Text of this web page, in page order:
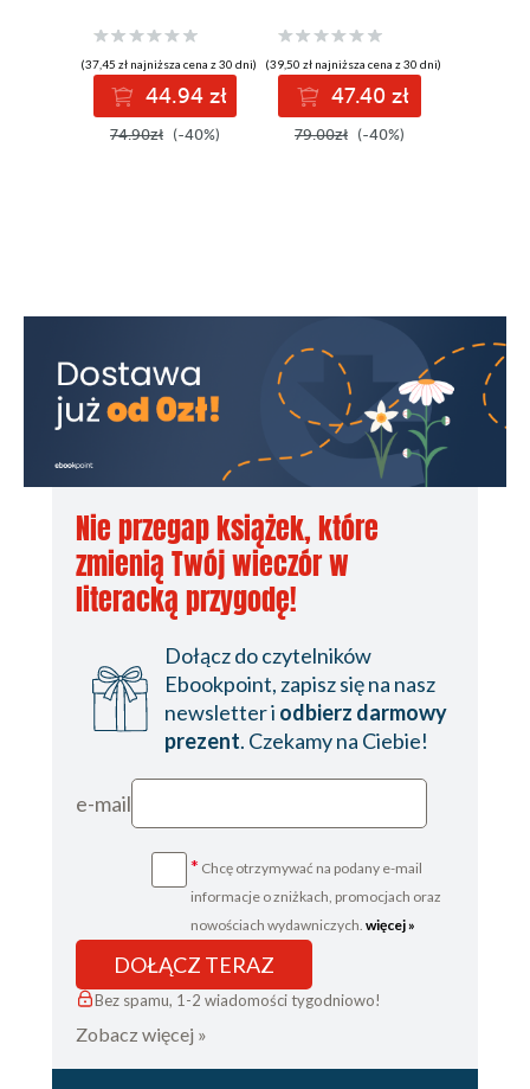
(37,45 zł najniższa cena z 30 dni)
44.94 zł
74.90zł (-40%)
(39,50 zł najniższa cena z 30 dni)
47.40 zł
79.00zł (-40%)
Nie przegap książek, które
zmienią Twój wieczór w
literacką przygodę!
Dołącz do czytelników
Ebookpoint, zapisz się na nasz
newsletter i odbierz darmowy
prezent. Czekamy na Ciebie!
e-mail
* Chcę otrzymywać na podany e-mail
informacje o zniżkach, promocjach oraz
nowościach wydawniczych. więcej »
DOŁĄCZ TERAZ
Bez spamu, 1-2 wiadomości tygodniowo!
Zobacz więcej »